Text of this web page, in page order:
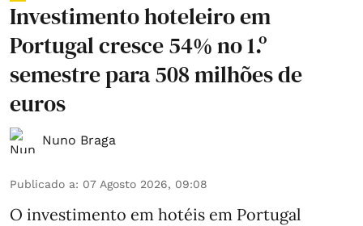
Investimento hoteleiro em
Portugal cresce 54% no 1.º
semestre para 508 milhões de
euros
Nuno Braga
Publicado a: 07 Agosto 2026, 09:08
O investimento em hotéis em Portugal